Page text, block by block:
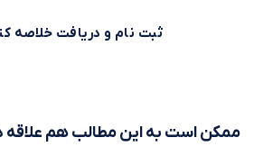
ثبت نام و دریافت خلاصه
ممکن است به این مطالب هم علاقه